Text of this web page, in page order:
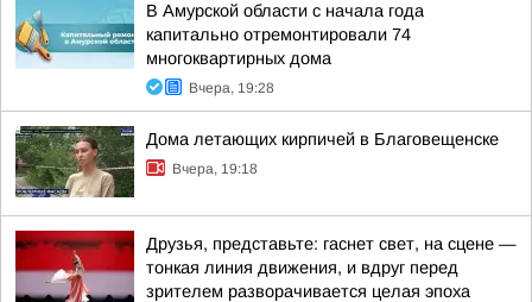
В Амурской области с начала года
капитально отремонтировали 74
многоквартирных дома
Вчера, 19:28
Дома летающих кирпичей в Благовещенске
Вчера, 19:18
Друзья, представьте: гаснет свет, на сцене —
тонкая линия движения, и вдруг перед
зрителем разворачивается целая эпоха